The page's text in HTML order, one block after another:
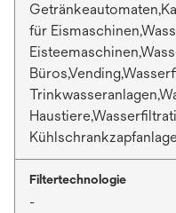
für
Filtertechnologie
-